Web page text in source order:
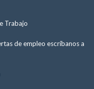
Trabajo
de empleo escríbanos a